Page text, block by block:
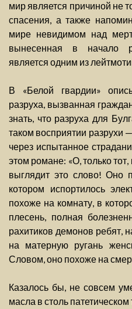
мир является причиной не
спасения, а также
мире невидимом над
вынесенная в начало
является одним из
В «Белой гвардии»
разруха, вызванная
знать, что разруха для
таком восприятии
через испытанное
этом романе: «О, только
выглядит это слово! Оно
котором испортилось
похоже на комнату, в
плесень, полная
рахитиков демонов ребят,
на матерную ругань
Словом, оно похоже на
Казалось бы, не совсем
масла в столь